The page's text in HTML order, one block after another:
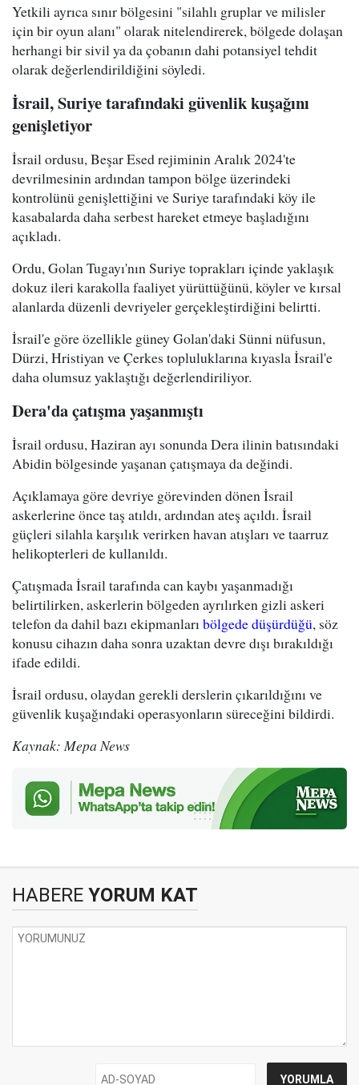
Yetkili ayrıca sınır bölgesini "silahlı gruplar ve milisler
için bir oyun alanı" olarak nitelendirerek, bölgede dolaşan
herhangi bir sivil ya da çobanın dahi potansiyel tehdit
olarak değerlendirildiğini söyledi.
İsrail, Suriye tarafındaki güvenlik kuşağını
genişletiyor
İsrail ordusu, Beşar Esed rejiminin Aralık 2024'te
devrilmesinin ardından tampon bölge üzerindeki
kontrolünü genişlettiğini ve Suriye tarafındaki köy ile
kasabalarda daha serbest hareket etmeye başladığını
açıkladı.
Ordu, Golan Tugayı'nın Suriye toprakları içinde yaklaşık
dokuz ileri karakolla faaliyet yürüttüğünü, köyler ve kırsal
alanlarda düzenli devriyeler gerçekleştirdiğini belirtti.
İsrail'e göre özellikle güney Golan'daki Sünni nüfusun,
Dürzi, Hristiyan ve Çerkes topluluklarına kıyasla İsrail'e
daha olumsuz yaklaştığı değerlendiriliyor.
Dera'da çatışma yaşanmıştı
İsrail ordusu, Haziran ayı sonunda Dera ilinin batısındaki
Abidin bölgesinde yaşanan çatışmaya da değindi.
Açıklamaya göre devriye görevinden dönen İsrail
askerlerine önce taş atıldı, ardından ateş açıldı. İsrail
güçleri silahla karşılık verirken havan atışları ve taarruz
helikopterleri de kullanıldı.
Çatışmada İsrail tarafında can kaybı yaşanmadığı
belirtilirken, askerlerin bölgeden ayrılırken gizli askeri
telefon da dahil bazı ekipmanları bölgede düşürdüğü, söz
konusu cihazın daha sonra uzaktan devre dışı bırakıldığı
ifade edildi.
İsrail ordusu, olaydan gerekli derslerin çıkarıldığını ve
güvenlik kuşağındaki operasyonların süreceğini bildirdi.
Kaynak: Mepa News
HABERE YORUM KAT